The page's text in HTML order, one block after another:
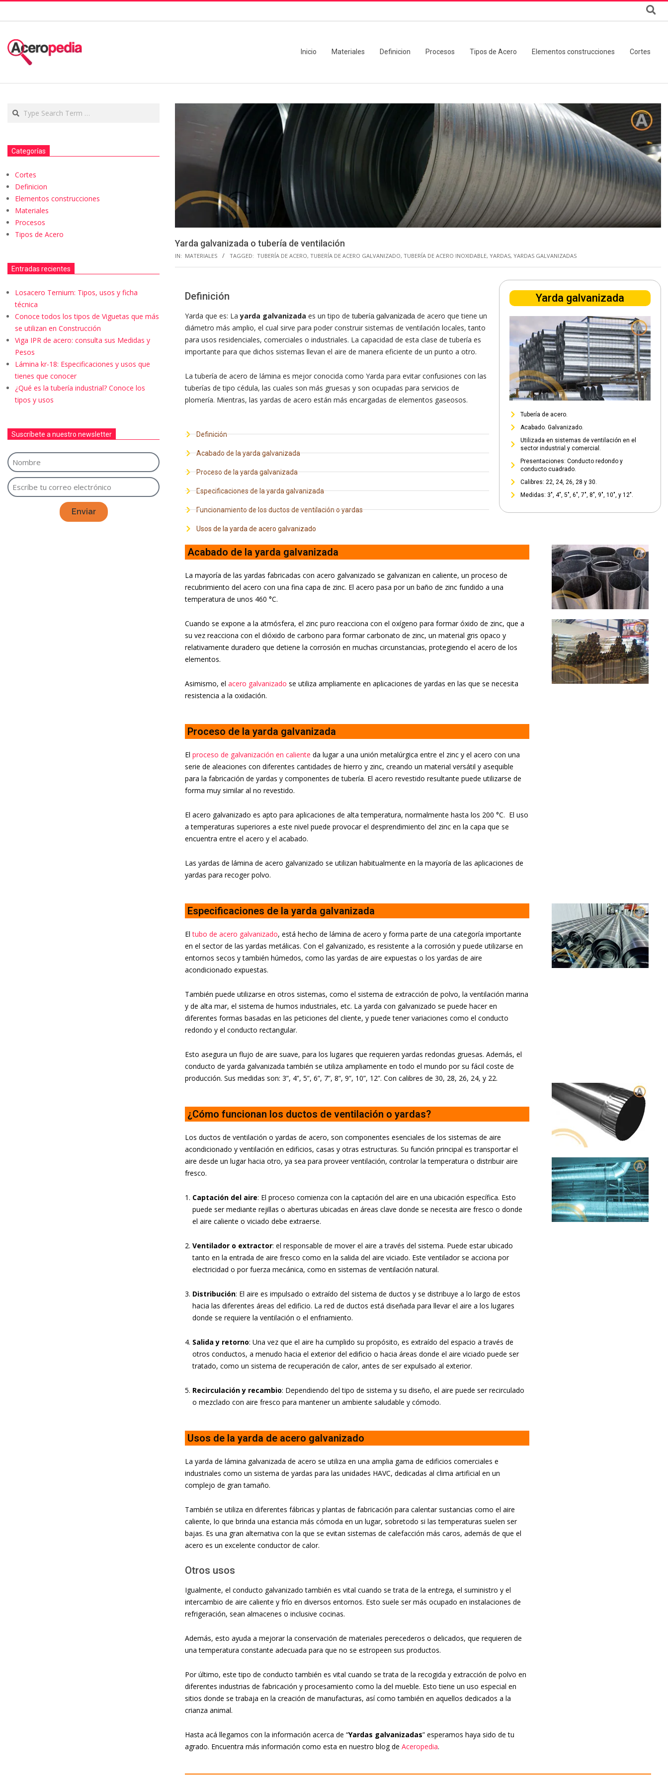
Inicio Materiales Definicion Procesos Tipos de Acero Elementos construcciones Cortes
Yarda galvanizada o tubería de ventilación
IN: MATERIALES TAGGED: TUBERÍA DE ACERO, TUBERÍA DE ACERO GALVANIZADO, TUBERÍA DE ACERO INOXIDABLE, YARDAS, YARDAS GALVANIZADAS
Definición
Yarda que es: Layarda galvanizada es un tipo de tubería galvanizadade acero que tiene un
diámetro más amplio, el cual sirve para poder construir sistemas de ventilación locales, tanto
para usos residenciales, comerciales o industriales. La capacidad de esta clase de tubería es
importante para que dichos sistemas llevan el aire de manera eficiente de un punto a otro.
La tubería de acero de lámina es mejor conocida como Yarda para evitar confusiones con las
tuberías de tipo cédula, las cuales son más gruesas y son ocupadas para servicios de
plomería. Mientras, las yardas de acero están más encargadas de elementos gaseosos.
Definición
Acabado de la yarda galvanizada
Proceso de la yarda galvanizada
Especificaciones de la yarda galvanizada
Funcionamiento de los ductos de ventilación o yardas
Usos de la yarda de acero galvanizado
Yarda galvanizada
Tubería de acero.
Acabado. Galvanizado.
Utilizada en sistemas de ventilación en el
sector industrial y comercial.
Presentaciones: Conducto redondo y
conducto cuadrado.
Calibres: 22, 24, 26, 28 y 30.
Medidas: 3", 4", 5", 6", 7", 8", 9", 10", y 12".
Acabado de la yarda galvanizada
La mayoría de las yardas fabricadas con acero galvanizado se galvanizan en caliente, un proceso de
recubrimiento del acero con una fina capa de zinc. El acero pasa por un baño de zinc fundido a una
temperatura de unos 460 °C.
Cuando se expone a la atmósfera, el zinc puro reacciona con el oxígeno para formar óxido de zinc, que a
su vez reacciona con el dióxido de carbono para formar carbonato de zinc, un material gris opaco y
relativamente duradero que detiene la corrosión en muchas circunstancias, protegiendo el acero de los
elementos.
Asimismo, el acero galvanizado se utiliza ampliamente en aplicaciones de yardas en las que se necesita
resistencia a la oxidación.
Proceso de la yarda galvanizada
El proceso de galvanización en caliente da lugar a una unión metalúrgica entre el zinc y el acero con una
serie de aleaciones con diferentes cantidades de hierro y zinc, creando un material versátil y asequible
para la fabricación de yardas y componentes de tubería. El acero revestido resultante puede utilizarse de
forma muy similar al no revestido.
El acero galvanizado es apto para aplicaciones de alta temperatura, normalmente hasta los 200 °C. El uso
a temperaturas superiores a este nivel puede provocar el desprendimiento del zinc en la capa que se
encuentra entre el acero y el acabado.
Las yardas de lámina de acero galvanizado se utilizan habitualmente en la mayoría de las aplicaciones de
yardas para recoger polvo.
Especificaciones de la yarda galvanizada
Eltubo de acero galvanizado, está hecho de lámina de acero y forma parte de una categoría importante
en el sector de las yardas metálicas. Con el galvanizado, es resistente a la corrosión y puede utilizarse en
entornos secos y también húmedos, como las yardas de aire expuestas o los yardas de aire
acondicionado expuestas.
También puede utilizarse en otros sistemas, como el sistema de extracción de polvo, la ventilación marina
y de alta mar, el sistema de humos industriales, etc. La yarda con galvanizado se puede hacer en
diferentes formas basadas en las peticiones del cliente, y puede tener variaciones como el conducto
redondo y el conducto rectangular.
Esto asegura un flujo de aire suave, para los lugares que requieren yardas redondas gruesas. Además, el
conducto de yarda galvanizada también se utiliza ampliamente en todo el mundo por su fácil coste de
producción. Sus medidas son: 3”, 4”, 5”, 6”, 7”, 8”, 9”, 10”, 12”. Con calibres de 30, 28, 26, 24, y 22.
¿Cómo funcionan los ductos de ventilación o yardas?
Los ductos de ventilación o yardas de acero, son componentes esenciales de los sistemas de aire
acondicionado y ventilación en edificios, casas y otras estructuras. Su función principal es transportar el
aire desde un lugar hacia otro, ya sea para proveer ventilación, controlar la temperatura o distribuir aire
fresco.
Captación del aire: El proceso comienza con la captación del aire en una ubicación específica. Esto
puede ser mediante rejillas o aberturas ubicadas en áreas clave donde se necesita aire fresco o donde
el aire caliente o viciado debe extraerse.
Ventilador o extractor: el responsable de mover el aire a través del sistema. Puede estar ubicado
tanto en la entrada de aire fresco como en la salida del aire viciado. Este ventilador se acciona por
electricidad o por fuerza mecánica, como en sistemas de ventilación natural.
Distribución: El aire es impulsado o extraído del sistema de ductos y se distribuye a lo largo de estos
hacia las diferentes áreas del edificio. La red de ductos está diseñada para llevar el aire a los lugares
donde se requiere la ventilación o el enfriamiento.
Salida y retorno: Una vez que el aire ha cumplido su propósito, es extraído del espacio a través de
otros conductos, a menudo hacia el exterior del edificio o hacia áreas donde el aire viciado puede ser
tratado, como un sistema de recuperación de calor, antes de ser expulsado al exterior.
Recirculación y recambio: Dependiendo del tipo de sistema y su diseño, el aire puede ser recirculado
o mezclado con aire fresco para mantener un ambiente saludable y cómodo.
Usos de la yarda de acero galvanizado
La yarda de lámina galvanizada de acero se utiliza en una amplia gama de edificios comerciales e
industriales como un sistema de yardas para las unidades HAVC, dedicadas al clima artificial en un
complejo de gran tamaño.
También se utiliza en diferentes fábricas y plantas de fabricación para calentar sustancias como el aire
caliente, lo que brinda una estancia más cómoda en un lugar, sobretodo si las temperaturas suelen ser
bajas. Es una gran alternativa con la que se evitan sistemas de calefacción más caros, además de que el
acero es un excelente conductor de calor.
Otros usos
Igualmente, el conducto galvanizado también es vital cuando se trata de la entrega, el suministro y el
intercambio de aire caliente y frío en diversos entornos. Esto suele ser más ocupado en instalaciones de
refrigeración, sean almacenes o inclusive cocinas.
Además, esto ayuda a mejorar la conservación de materiales perecederos o delicados, que requieren de
una temperatura constante adecuada para que no se estropeen sus productos.
Por último, este tipo de conducto también es vital cuando se trata de la recogida y extracción de polvo en
diferentes industrias de fabricación y procesamiento como la del mueble. Esto tiene un uso especial en
sitios donde se trabaja en la creación de manufacturas, así como también en aquellos dedicados a la
crianza animal.
Hasta acá llegamos con la información acerca de “Yardas galvanizadas” esperamos haya sido de tu
agrado. Encuentra más información como esta en nuestro blog de Aceropedia.
Categorías
Cortes
Definicion
Elementos construcciones
Materiales
Procesos
Tipos de Acero
Entradas recientes
Losacero Ternium: Tipos, usos y ficha
técnica
Conoce todos los tipos de Viguetas que más
se utilizan en Construcción
Viga IPR de acero: consulta sus Medidas y
Pesos
Lámina kr-18: Especificaciones y usos que
tienes que conocer
¿Qué es la tubería industrial? Conoce los
tipos y usos
Suscríbete a nuestro newsletter
Enviar